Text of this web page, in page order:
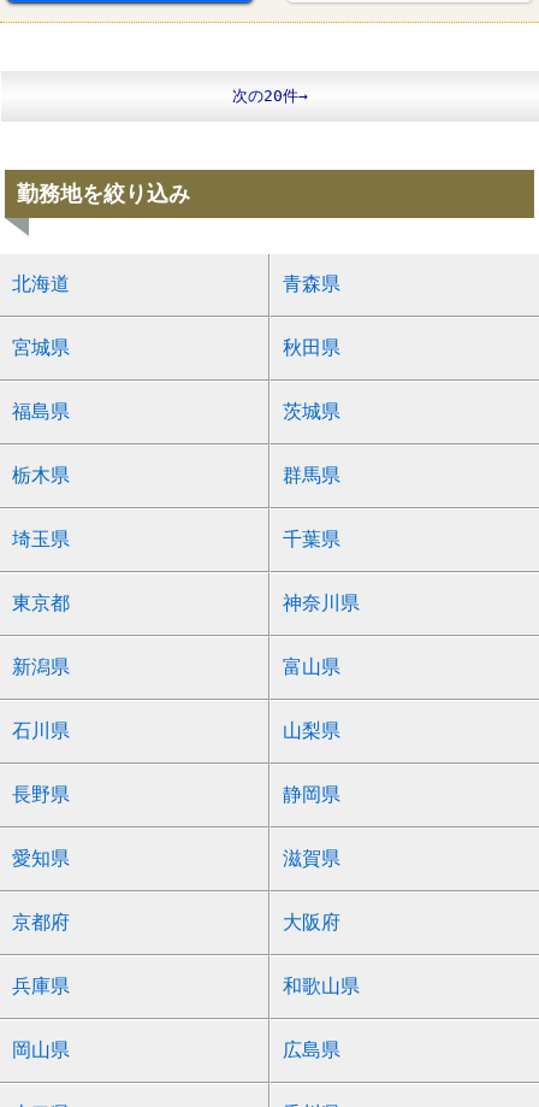
次の20件→
勤務地を絞り込み
北海道 青森県
宮城県 秋田県
福島県 茨城県
栃木県 群馬県
埼玉県 千葉県
東京都 神奈川県
新潟県 富山県
石川県 山梨県
長野県 静岡県
愛知県 滋賀県
京都府 大阪府
兵庫県 和歌山県
岡山県 広島県